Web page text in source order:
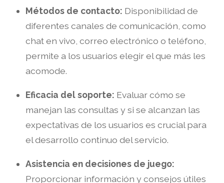
Métodos de contacto: Disponibilidad de
diferentes canales de comunicación, como
chat en vivo, correo electrónico o teléfono,
permite a los usuarios elegir el que más les
acomode.
Eficacia del soporte: Evaluar cómo se
manejan las consultas y si se alcanzan las
expectativas de los usuarios es crucial para
el desarrollo continuo del servicio.
Asistencia en decisiones de juego:
Proporcionar información y consejos útiles